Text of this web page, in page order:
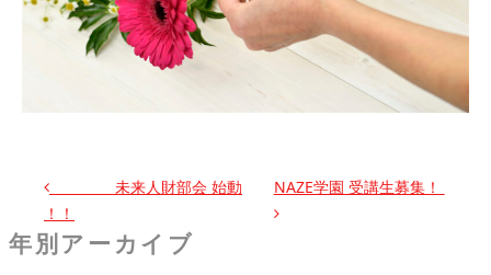
投稿ナビゲーション
未来人財部会 始動
！！
NAZE学園 受講生募集！
年別アーカイブ